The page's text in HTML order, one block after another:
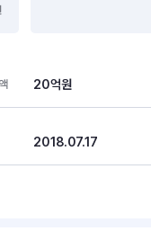
20억원
2018.07.17